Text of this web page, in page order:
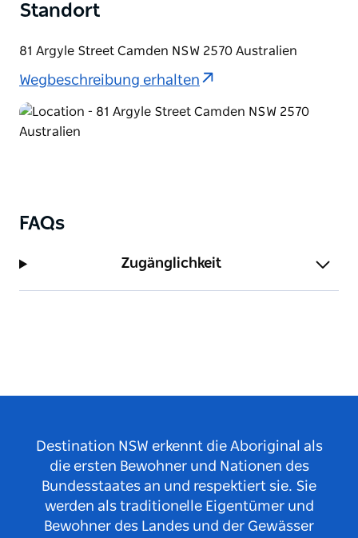
Standort
81 Argyle Street Camden NSW 2570 Australien
Wegbeschreibung erhalten
FAQs
Zugänglichkeit
Destination NSW erkennt die Aboriginal als
die ersten Bewohner und Nationen des
Bundesstaates an und respektiert sie. Sie
werden als traditionelle Eigentümer und
Bewohner des Landes und der Gewässer